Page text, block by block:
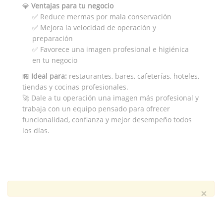
💎 Ventajas para tu negocio
✅ Reduce mermas por mala conservación
✅ Mejora la velocidad de operación y
preparación
✅ Favorece una imagen profesional e higiénica
en tu negocio
🏪 Ideal para: restaurantes, bares, cafeterías, hoteles,
tiendas y cocinas profesionales.
🚀 Dale a tu operación una imagen más profesional y
trabaja con un equipo pensado para ofrecer
funcionalidad, confianza y mejor desempeño todos
los días.
×